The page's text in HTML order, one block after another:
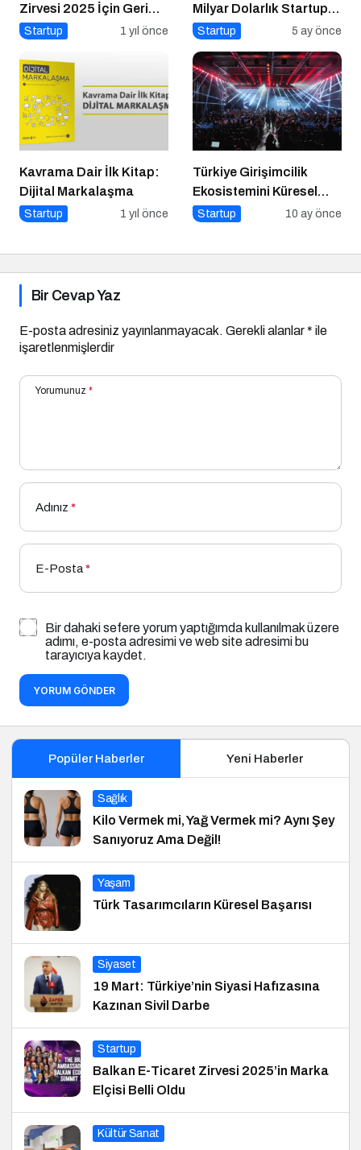
Zirvesi 2025 İçin Geri
Sayım
Startup 1 yıl önce
Milyar Dolarlık Startup
Açık Kaynağı Gizleyince
Startup 5 ay önce
Kavrama Dair İlk Kitap:
Dijital Markalaşma
Startup 1 yıl önce
Türkiye Girişimcilik
Ekosistemini Küresel
Sahneye Taşıyan
Startup 10 ay önce
Bir Cevap Yaz
E-posta adresiniz yayınlanmayacak. Gerekli alanlar* ile
işaretlenmişlerdir
Yorumunuz *
Adınız *
E-Posta*
Bir dahaki sefere yorum yaptığımda kullanılmak üzere
adımı, e-posta adresimi ve web site adresimi bu
tarayıcıya kaydet.
YORUM GÖNDER
Popüler Haberler Yeni Haberler
Sağlık
Kilo Vermek mi, Yağ Vermek mi? Aynı Şey
Sanıyoruz Ama Değil!
Yaşam
Türk Tasarımcıların Küresel Başarısı
Siyaset
19 Mart: Türkiye’nin Siyasi Hafızasına
Kazınan Sivil Darbe
Startup
Balkan E-Ticaret Zirvesi 2025’in Marka
Elçisi Belli Oldu
Kültür Sanat